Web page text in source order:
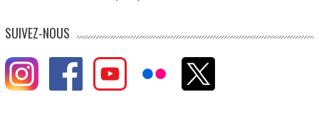
SUIVEZ-NOUS